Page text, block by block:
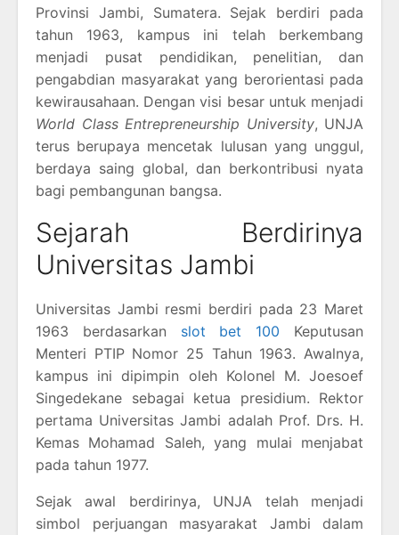
Provinsi Jambi, Sumatera. Sejak berdiri pada
tahun 1963, kampus ini telah berkembang
menjadi pusat pendidikan, penelitian, dan
pengabdian masyarakat yang berorientasi pada
kewirausahaan. Dengan visi besar untuk menjadi
World Class Entrepreneurship University, UNJA
terus berupaya mencetak lulusan yang unggul,
berdaya saing global, dan berkontribusi nyata
bagi pembangunan bangsa.
Sejarah Berdirinya
Universitas Jambi
Universitas Jambi resmi berdiri pada 23 Maret
1963 berdasarkan slot bet 100 Keputusan
Menteri PTIP Nomor 25 Tahun 1963. Awalnya,
kampus ini dipimpin oleh Kolonel M. Joesoef
Singedekane sebagai ketua presidium. Rektor
pertama Universitas Jambi adalah Prof. Drs. H.
Kemas Mohamad Saleh, yang mulai menjabat
pada tahun 1977.
Sejak awal berdirinya, UNJA telah menjadi
simbol perjuangan masyarakat Jambi dalam